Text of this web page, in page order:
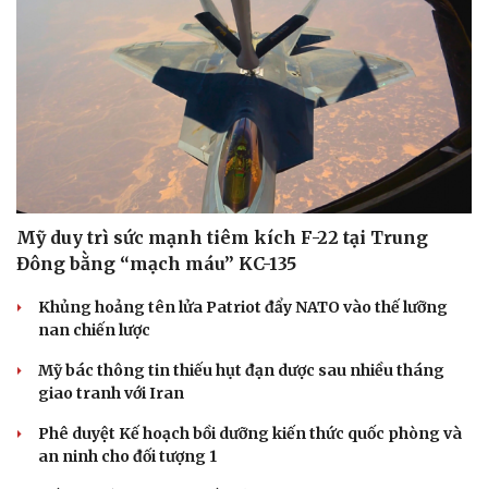
Mỹ duy trì sức mạnh tiêm kích F-22 tại Trung
Đông bằng “mạch máu” KC-135
Khủng hoảng tên lửa Patriot đẩy NATO vào thế lưỡng
nan chiến lược
Mỹ bác thông tin thiếu hụt đạn dược sau nhiều tháng
giao tranh với Iran
Phê duyệt Kế hoạch bồi dưỡng kiến thức quốc phòng và
an ninh cho đối tượng 1